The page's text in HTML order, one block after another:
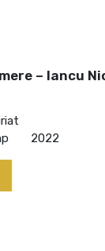
– Iancu
2022